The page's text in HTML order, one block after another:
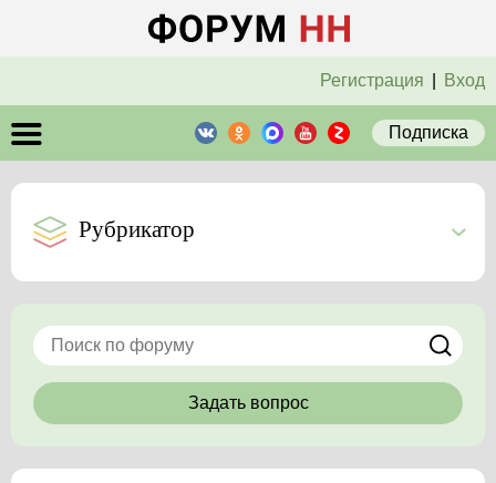
Регистрация Вход
Подписка
Рубрикатор
Задать вопрос